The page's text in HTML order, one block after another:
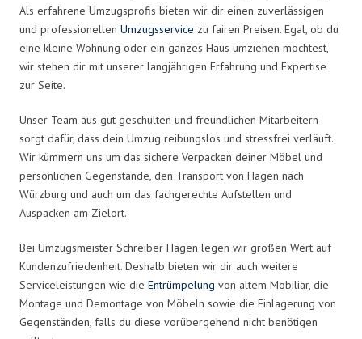
Als erfahrene Umzugsprofis bieten wir dir einen zuverlässigen
und professionellen Umzugsservice zu fairen Preisen. Egal, ob du
eine kleine Wohnung oder ein ganzes Haus umziehen möchtest,
wir stehen dir mit unserer langjährigen Erfahrung und Expertise
zur Seite.
Unser Team aus gut geschulten und freundlichen Mitarbeitern
sorgt dafür, dass dein Umzug reibungslos und stressfrei verläuft.
Wir kümmern uns um das sichere Verpacken deiner Möbel und
persönlichen Gegenstände, den Transport von Hagen nach
Würzburg und auch um das fachgerechte Aufstellen und
Auspacken am Zielort.
Bei Umzugsmeister Schreiber Hagen legen wir großen Wert auf
Kundenzufriedenheit. Deshalb bieten wir dir auch weitere
Serviceleistungen wie die Entrümpelung von altem Mobiliar, die
Montage und Demontage von Möbeln sowie die Einlagerung von
Gegenständen, falls du diese vorübergehend nicht benötigen